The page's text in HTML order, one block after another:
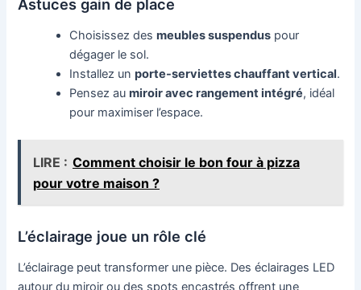
Astuces gain de place
Choisissez desmeubles suspendus pour
dégager le sol.
Installez unporte-serviettes chauffant vertical.
Pensez aumiroir avec rangement intégré, idéal
pour maximiser l’espace.
LIRE : Comment choisir le bon four à pizza
pour votre maison ?
L’éclairage joue un rôle clé
L’éclairage peut transformer une pièce. Des éclairages LED
autour du miroir ou des spots encastrés offrent une